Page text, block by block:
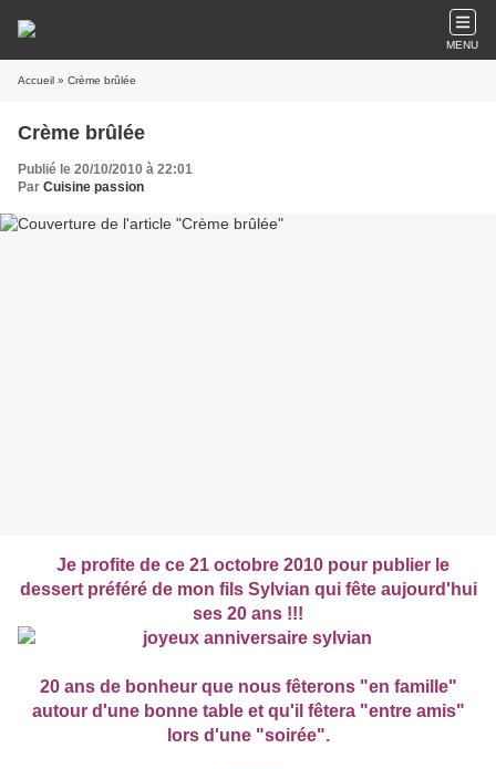
MENU
Accueil » Crème brûlée
Crème brûlée
Publié le 20/10/2010 à 22:01
Par Cuisine passion
Je profite de ce 21 octobre 2010 pour publier le
dessert préféré de mon fils Sylvian qui fête aujourd'hui
ses 20 ans !!!
20 ans de bonheur que nous fêterons "en famille"
autour d'une bonne table et qu'il fêtera "entre amis"
lors d'une "soirée".